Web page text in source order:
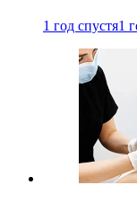
1 год спустя1